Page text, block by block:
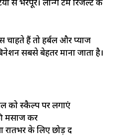
से भरपूर। लॉन्ग टर्म रिजल्ट के
हैं तो हर्बल और प्याज
सबसे बेहतर माना जाता है।
को स्कैल्प पर लगाएं
मसाज करें
के लिए छोड़ दें